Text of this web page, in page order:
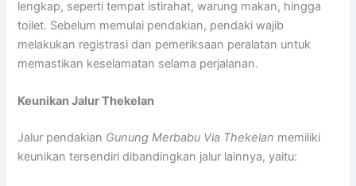
lengkap, seperti tempat istirahat, warung makan, hingga
toilet. Sebelum memulai pendakian, pendaki wajib
melakukan registrasi dan pemeriksaan peralatan untuk
memastikan keselamatan selama perjalanan.
Keunikan Jalur Thekelan
Jalur pendakian Gunung Merbabu Via Thekelan memiliki
keunikan tersendiri dibandingkan jalur lainnya, yaitu: